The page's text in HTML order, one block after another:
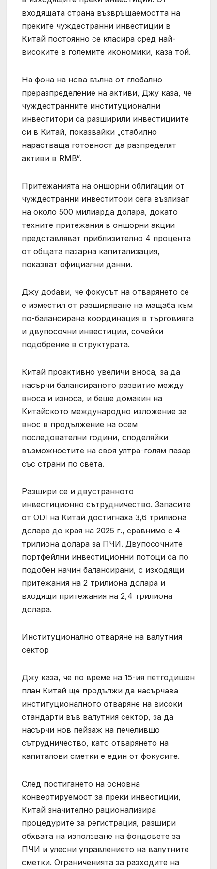
входящата страна възвръщаемостта на
преките чуждестранни инвестиции в
Китай постоянно се класира сред най-
високите в големите икономики, каза той.
На фона на нова вълна от глобално
преразпределение на активи, Джу каза, че
чуждестранните институционални
инвеститори са разширили инвестициите
си в Китай, показвайки „стабилно
нарастваща готовност да разпределят
активи в RMB“.
Притежанията на оншорни облигации от
чуждестранни инвеститори сега възлизат
на около 500 милиарда долара, докато
техните притежания в оншорни акции
представляват приблизително 4 процента
от общата пазарна капитализация,
показват официални данни.
Джу добави, че фокусът на отварянето се
е изместил от разширяване на мащаба към
по-балансирана координация в търговията
и двупосочни инвестиции, сочейки
подобрение в структурата.
Китай проактивно увеличи вноса, за да
насърчи балансираното развитие между
вноса и износа, и беше домакин на
Китайското международно изложение за
внос в продължение на осем
последователни години, споделяйки
възможностите на своя ултра-голям пазар
със страни по света.
Разшири се и двустранното
инвестиционно сътрудничество. Запасите
от ODI на Китай достигнаха 3,6 трилиона
долара до края на 2025 г., сравнимо с 4
трилиона долара за ПЧИ. Двупосочните
портфейлни инвестиционни потоци са по
подобен начин балансирани, с изходящи
притежания на 2 трилиона долара и
входящи притежания на 2,4 трилиона
долара.
Институционално отваряне на валутния
сектор
Джу каза, че по време на 15-ия петгодишен
план Китай ще продължи да насърчава
институционалното отваряне на високи
стандарти във валутния сектор, за да
насърчи нов пейзаж на печелившо
сътрудничество, като отварянето на
капиталови сметки е един от фокусите.
След постигането на основна
конвертируемост за преки инвестиции,
Китай значително рационализира
процедурите за регистрация, разшири
обхвата на използване на фондовете за
ПЧИ и улесни управлението на валутните
сметки. Ограниченията за разходите на